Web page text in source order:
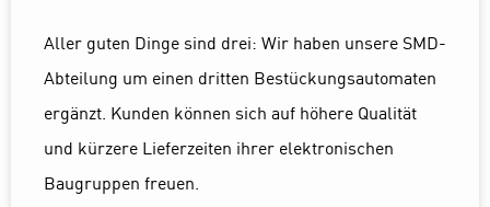
Aller guten Dinge sind drei: Wir haben unsere SMD-
Abteilung um einen dritten Bestückungsautomaten
ergänzt. Kunden können sich auf höhere Qualität
und kürzere Lieferzeiten ihrer elektronischen
Baugruppen freuen.